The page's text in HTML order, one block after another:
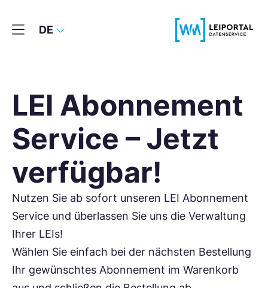
DE
LEI Abonnement
Service – Jetzt
verfügbar!
Nutzen Sie ab sofort unseren LEI Abonnement
Service und überlassen Sie uns die Verwaltung
Ihrer LEIs!
Wählen Sie einfach bei der nächsten Bestellung
Ihr gewünschtes Abonnement im Warenkorb